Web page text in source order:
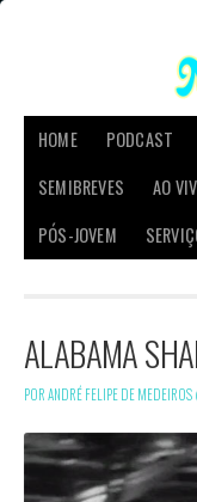
HOME PODCAST
SEMIBREVES
AO
PÓS-JOVEM
ALABAMA
POR ANDRÉ FELIPE DE MEDEIROS